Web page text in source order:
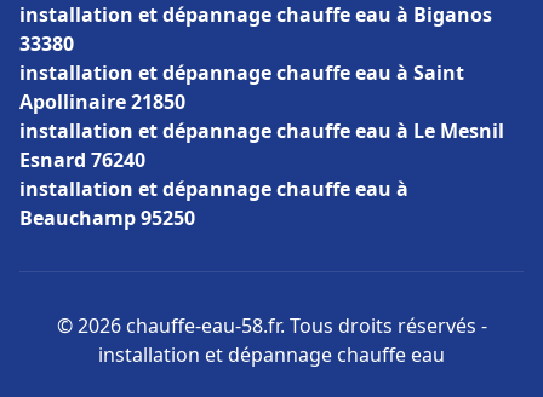
installation et dépannage chauffe eau à Biganos
33380
installation et dépannage chauffe eau à Saint
Apollinaire 21850
installation et dépannage chauffe eau à Le Mesnil
Esnard 76240
installation et dépannage chauffe eau à
Beauchamp 95250
© 2026 chauffe-eau-58.fr. Tous droits réservés -
installation et dépannage chauffe eau